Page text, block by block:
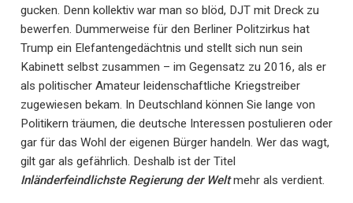
gucken. Denn kollektiv war man so blöd, DJT mit Dreck zu
bewerfen. Dummerweise für den Berliner Politzirkus hat
Trump ein Elefantengedächtnis und stellt sich nun sein
Kabinett selbst zusammen – im Gegensatz zu 2016, als er
als politischer Amateur leidenschaftliche Kriegstreiber
zugewiesen bekam. In Deutschland können Sie lange von
Politikern träumen, die deutsche Interessen postulieren oder
gar für das Wohl der eigenen Bürger handeln. Wer das wagt,
gilt gar als gefährlich. Deshalb ist der Titel
Inländerfeindlichste Regierung der Welt mehr als verdient.